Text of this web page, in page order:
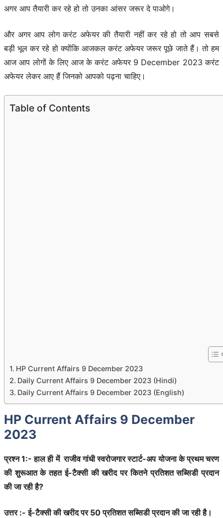
अगर आप तैयारी कर रहे हो तो उनका आंसर जरूर दे पाओगे।
और अगर आप लोग करंट अफेयर की तैयारी नहीं कर रहे हो तो आप सबसे
बड़ी भूल कर रहे हो क्योंकि आजकल करंट अफेयर जरूर पूछे जाते हैं। तो हम
आज आप लोगों के लिए आज के करंट अफेयर 9 December 2023 करंट
अफेयर लेकर आए हैं जिनको आपको पढ़ना चाहिए।
Table of Contents
HP Current Affairs 9 December 2023
Daily Current Affairs 9 December 2023 (Hindi)
Daily Current Affairs 9 December 2023 (English)
HP Current Affairs 9 December
2023
प्रश्न 1:- हाल ही में राजीव गांधी स्वरोजगार स्टार्ट-अप योजना के प्रथम चरण
की शुरूआत के तहत ई-टैक्सी की खरीद पर कितने प्रतिशत सब्सिडी प्रदान
की जा रही है?
उत्तर :- ई-टैक्सी की खरीद पर 50 प्रतिशत सब्सिडी प्रदान की जा रही है।